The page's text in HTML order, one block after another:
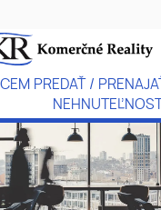
PREDAŤ / PRENAJAŤ
NEHNUTEĽNOSTI